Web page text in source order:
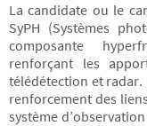
La candidate ou le
SyPH (Systèmes
composante
renforçant les
télédétection et radar.
renforcement des
système